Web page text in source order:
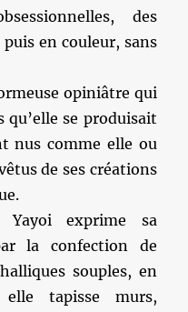
des
puis en couleur, sans
opiniâtre qui
qu’elle se produisait
nus comme elle ou
de ses créations
exprime sa
la confection de
souples, en
tapisse murs,